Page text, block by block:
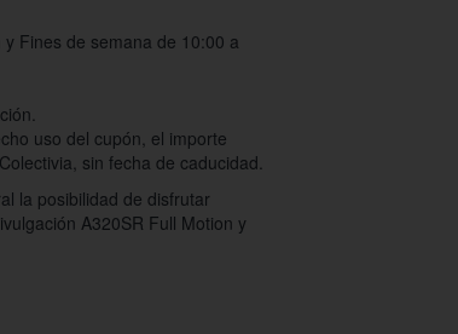
Fines de semana de 10:00 a
uso del cupón, el importe
sin fecha de caducidad.
la posibilidad de disfrutar
A320SR Full Motion y